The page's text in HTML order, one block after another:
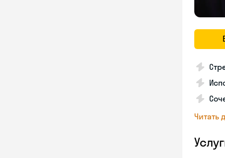
Читать